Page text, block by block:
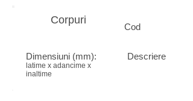
Corpuri
Cod
Dimensiuni (mm):
latime x adancime x
inaltime
Descriere